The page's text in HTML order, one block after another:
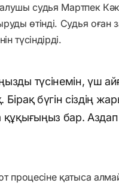
судья Мартпек
өтінді. Судья
түсіндірді.
түсінемін, үш
бүгін сіздің
құқығыңыз бар.
процесіне қатыса